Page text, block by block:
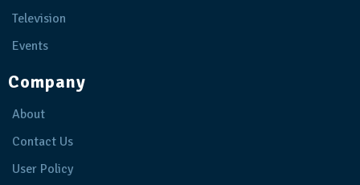
Television
Events
Company
About
Contact Us
User Policy